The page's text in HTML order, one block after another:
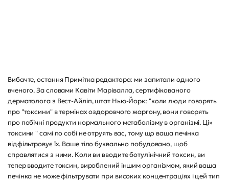
Вибачте, остання Примітка редактора: ми запитали одного
вченого. За словами Кавіти Марівалла, сертифікованого
дерматолога з Вест-Айліп, штат Нью-Йорк: "коли люди говорять
про "токсини" в термінах оздоровчого жаргону, вони говорять
про побічні продукти нормального метаболізму в організмі. Ці»
токсини " самі по собі не отруять вас, тому що ваша печінка
відфільтровує їх. Ваше тіло буквально побудовано, щоб
справлятися з ними. Коли ви вводите ботулінічний токсин, ви
тепер вводите токсин, вироблений іншим організмом, який ваша
печінка не може фільтрувати при високих концентраціях і цей тип